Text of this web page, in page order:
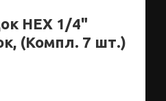
HEX 1/4"
(Компл. 7 шт.)